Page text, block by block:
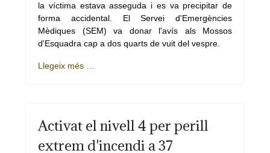
la víctima estava asseguda i es va precipitar de
forma accidental. El Servei d'Emergències
Mèdiques (SEM) va donar l'avís als Mossos
d'Esquadra cap a dos quarts de vuit del vespre.
Llegeix més …
Activat el nivell 4 per perill
extrem d'incendi a 37